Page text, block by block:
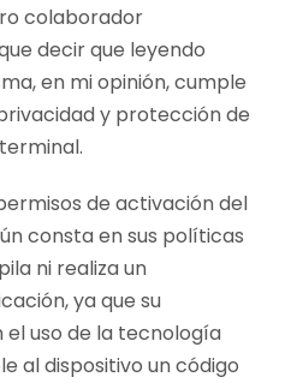
colaborador
decir que leyendo
en mi opinión, cumple
y protección de
de activación del
consta en sus políticas
ni realiza un
ya que su
uso de la tecnología
al dispositivo un código